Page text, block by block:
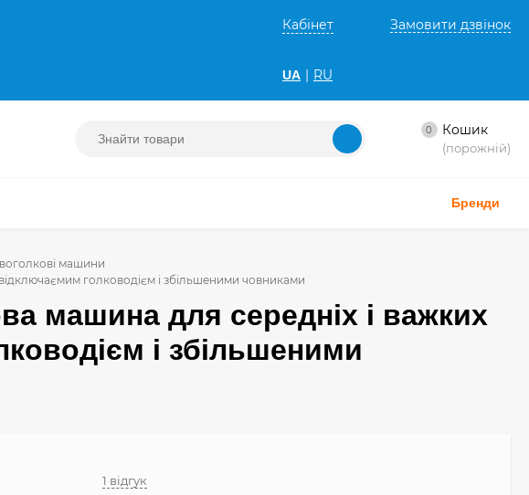
Кабінет Замовити дзвінок
UA | RU
0 Кошик
(порожній)
Бренди
машини
голководієм і збільшеними човниками
машина для середніх і важких
і збільшеними
1 відгук